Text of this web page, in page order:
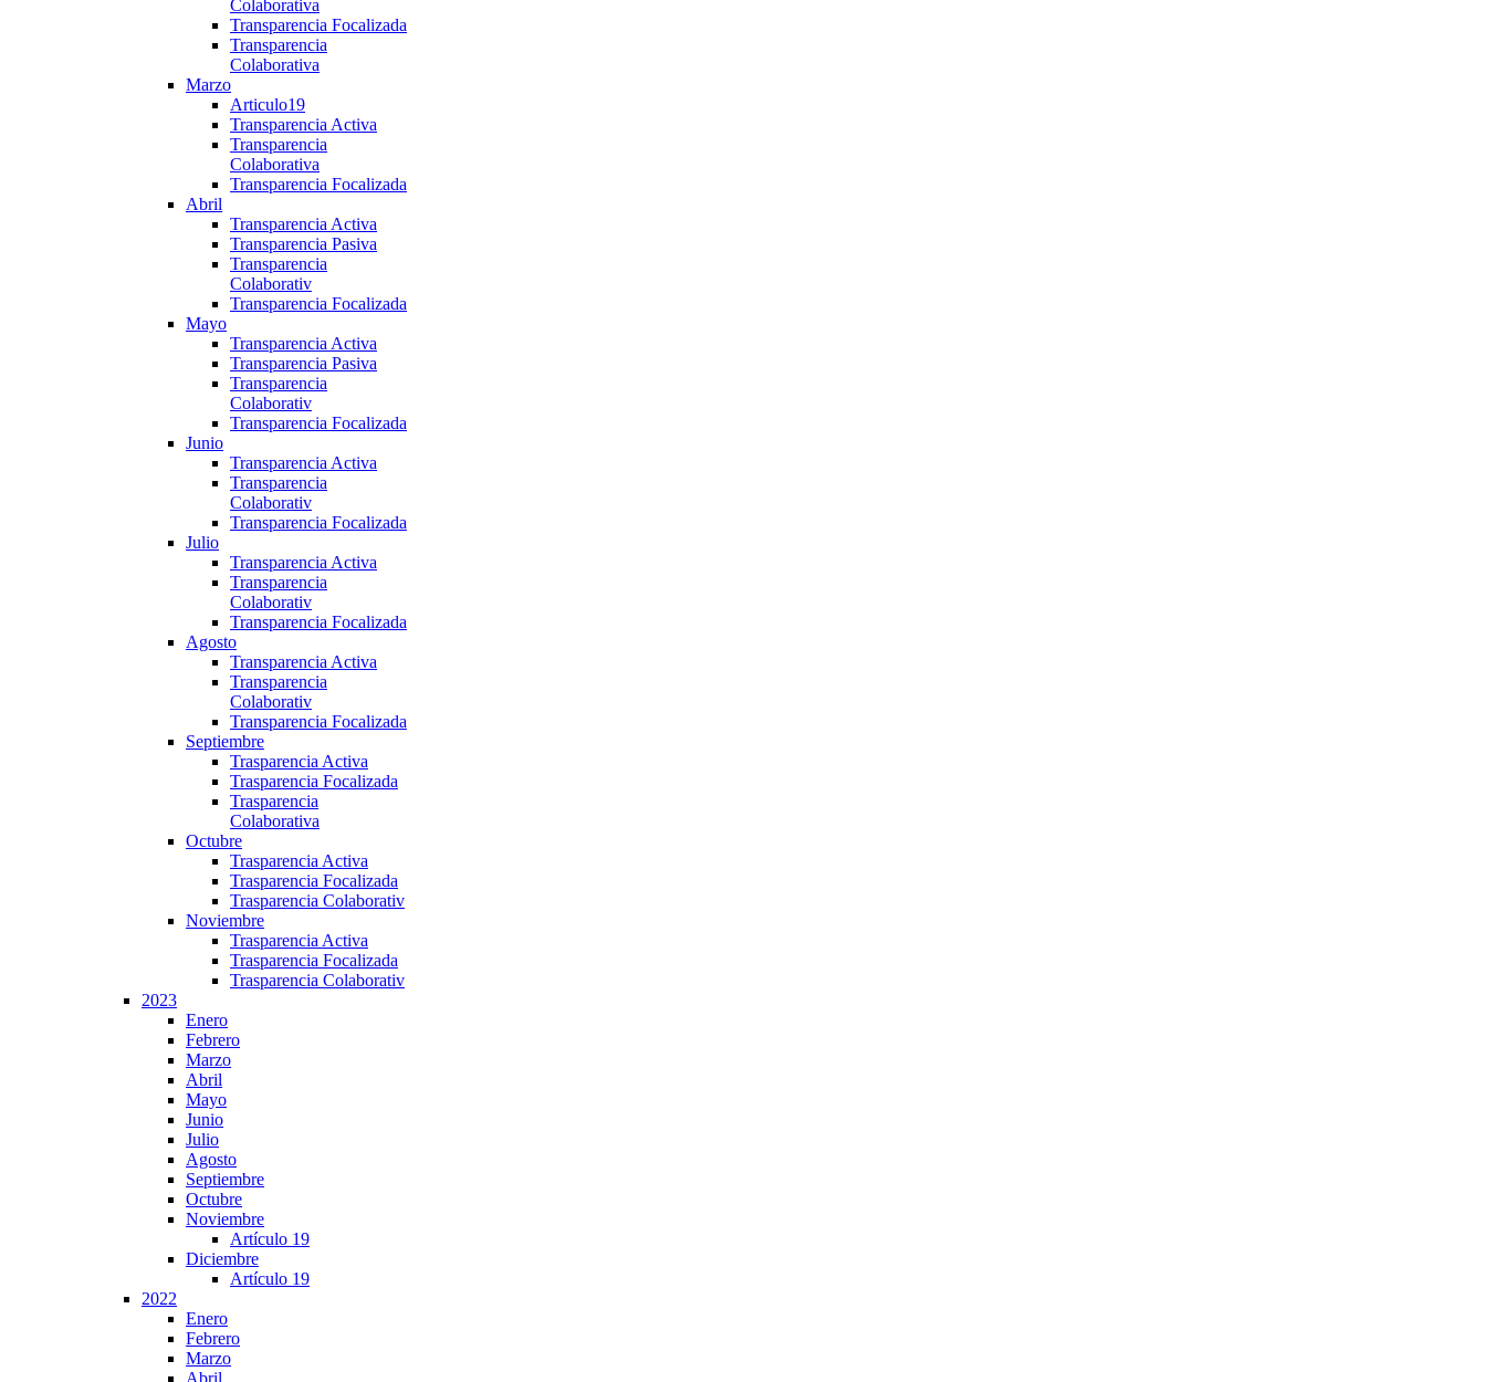
Colaborativa
Transparencia Focalizada
Transparencia
Colaborativa
Marzo
Articulo19
Transparencia Activa
Transparencia
Colaborativa
Transparencia Focalizada
Abril
Transparencia Activa
Transparencia Pasiva
Transparencia
Colaborativ
Transparencia Focalizada
Mayo
Transparencia Activa
Transparencia Pasiva
Transparencia
Colaborativ
Transparencia Focalizada
Junio
Transparencia Activa
Transparencia
Colaborativ
Transparencia Focalizada
Julio
Transparencia Activa
Transparencia
Colaborativ
Transparencia Focalizada
Agosto
Transparencia Activa
Transparencia
Colaborativ
Transparencia Focalizada
Septiembre
Trasparencia Activa
Trasparencia Focalizada
Trasparencia
Colaborativa
Octubre
Trasparencia Activa
Trasparencia Focalizada
Trasparencia Colaborativ
Noviembre
Trasparencia Activa
Trasparencia Focalizada
Trasparencia Colaborativ
2023
Enero
Febrero
Marzo
Abril
Mayo
Junio
Julio
Agosto
Septiembre
Octubre
Noviembre
Artículo 19
Diciembre
Artículo 19
2022
Enero
Febrero
Marzo
Abril